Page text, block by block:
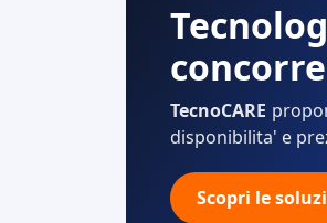
TecnoCARE
disponibilita' e
Scopri le